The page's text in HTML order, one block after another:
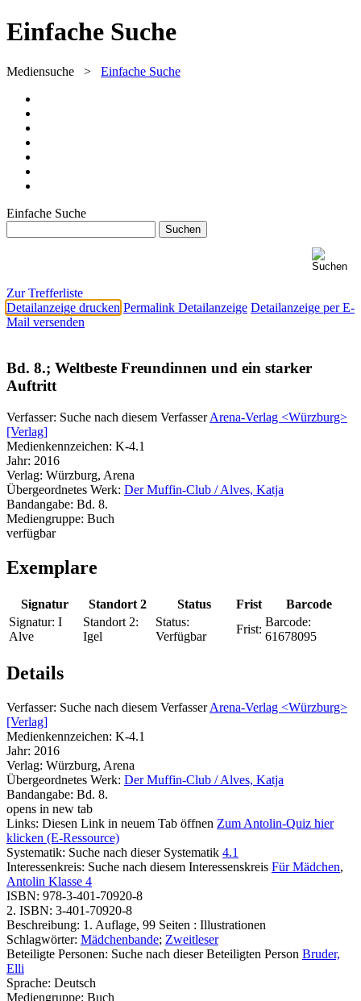
Einfache Suche
Mediensuche > Einfache Suche
Einfache Suche
Zur Trefferliste
Detailanzeige drucken Permalink Detailanzeige Detailanzeige per E-
Mail versenden
Bd. 8.; Weltbeste Freundinnen und ein starker
Auftritt
Verfasser: Suche nach diesem Verfasser Arena-Verlag <Würzburg>
[Verlag]
Medienkennzeichen: K-4.1
Jahr: 2016
Verlag: Würzburg, Arena
Übergeordnetes Werk: Der Muffin-Club / Alves, Katja
Bandangabe: Bd. 8.
Mediengruppe: Buch
verfügbar
Exemplare
Signatur Standort 2 Status Frist
Barcode
Signatur: I
Alve
Standort 2:
Igel
Status:
Verfügbar
Frist:
Barcode:
61678095
Details
Verfasser: Suche nach diesem Verfasser Arena-Verlag <Würzburg>
[Verlag]
Medienkennzeichen: K-4.1
Jahr: 2016
Verlag: Würzburg, Arena
Übergeordnetes Werk: Der Muffin-Club / Alves, Katja
Bandangabe: Bd. 8.
opens in new tab
Links: Diesen Link in neuem Tab öffnen Zum Antolin-Quiz hier
klicken (E-Ressource)
Systematik: Suche nach dieser Systematik 4.1
Interessenkreis: Suche nach diesem Interessenskreis Für Mädchen,
Antolin Klasse 4
ISBN: 978-3-401-70920-8
2. ISBN: 3-401-70920-8
Beschreibung: 1. Auflage, 99 Seiten : Illustrationen
Schlagwörter: Mädchenbande; Zweitleser
Beteiligte Personen: Suche nach dieser Beteiligten Person Bruder,
Elli
Sprache: Deutsch
Mediengruppe: Buch